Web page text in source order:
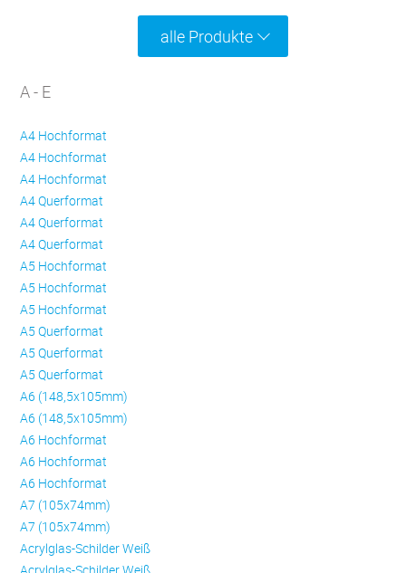
alle Produkte
A - E
A4 Hochformat
A4 Hochformat
A4 Hochformat
A4 Querformat
A4 Querformat
A4 Querformat
A5 Hochformat
A5 Hochformat
A5 Hochformat
A5 Querformat
A5 Querformat
A5 Querformat
A6 (148,5x105mm)
A6 (148,5x105mm)
A6 Hochformat
A6 Hochformat
A6 Hochformat
A7 (105x74mm)
A7 (105x74mm)
Acrylglas-Schilder Weiß